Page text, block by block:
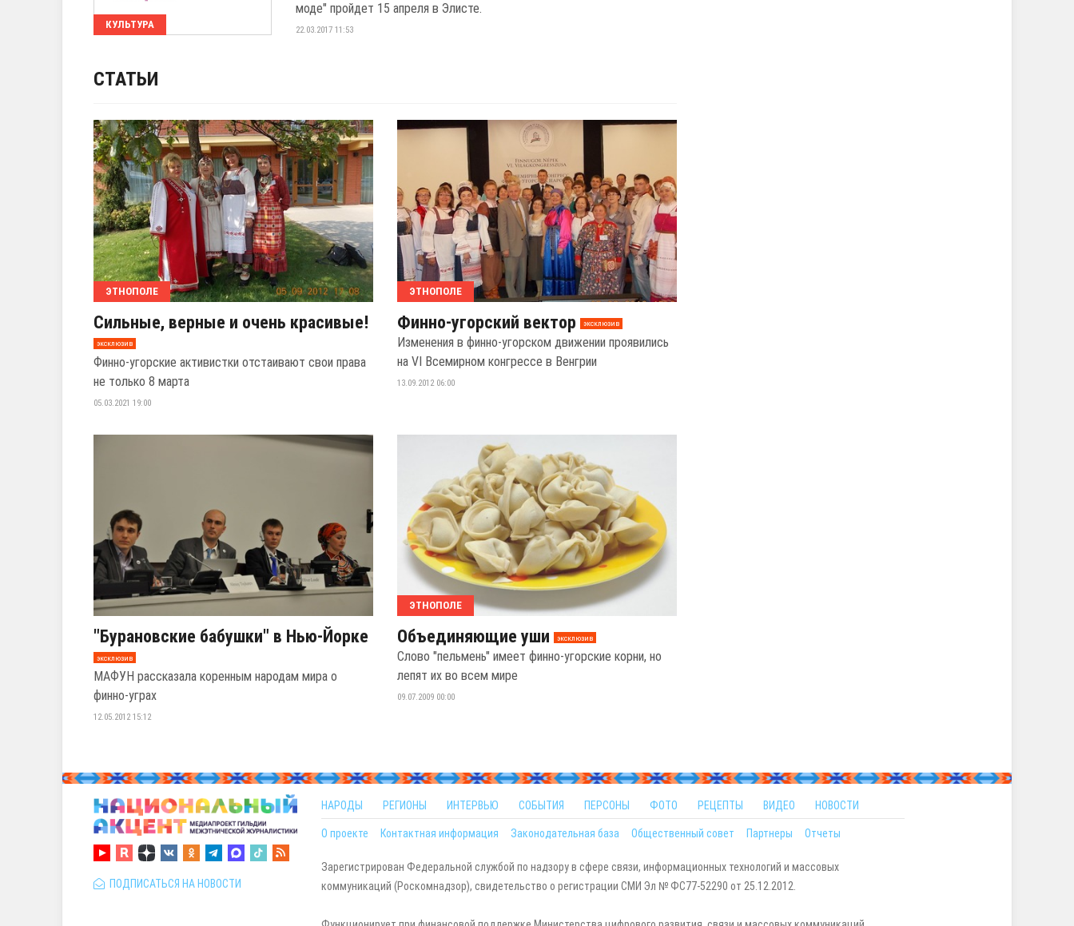
КУЛЬТУРА
моде" пройдет 15 апреля в Элисте.
22.03.2017 11:53
СТАТЬИ
ЭТНОПОЛЕ
Сильные, верные и очень красивые!
эксклюзив
Финно-угорские активистки отстаивают свои права
не только 8 марта
05.03.2021 19:00
ЭТНОПОЛЕ
Финно-угорский вектор эксклюзив
Изменения в финно-угорском движении проявились
на VI Всемирном конгрессе в Венгрии
13.09.2012 06:00
"Бурановские бабушки" в Нью-Йорке
эксклюзив
МАФУН рассказала коренным народам мира о
финно-уграх
12.05.2012 15:12
ЭТНОПОЛЕ
Объединяющие уши эксклюзив
Слово "пельмень" имеет финно-угорские корни, но
лепят их во всем мире
09.07.2009 00:00
ПОДПИСАТЬСЯ НА НОВОСТИ
НАРОДЫ РЕГИОНЫ ИНТЕРВЬЮ СОБЫТИЯ ПЕРСОНЫ ФОТО РЕЦЕПТЫ ВИДЕО НОВОСТИ
О проекте Контактная информация Законодательная база Общественный совет Партнеры Отчеты
Зарегистрирован Федеральной службой по надзору в сфере связи, информационных технологий и массовых
коммуникаций (Роскомнадзор), свидетельство о регистрации СМИ Эл № ФС77-52290 от 25.12.2012.